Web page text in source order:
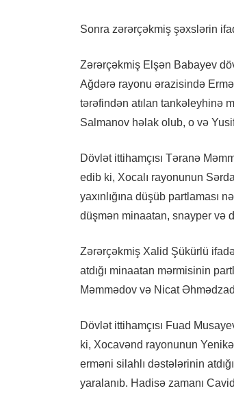
Sonra zərərçəkmiş şəxslərin
Zərərçəkmiş Elşən Babayev
Ağdərə rayonu ərazisində
tərəfindən atılan tankəleyhinə
Salmanov həlak olub, o və
Dövlət ittihamçısı Təranə
edib ki, Xocalı rayonunun
yaxınlığına düşüb partlaması
düşmən minaatan, snayper və
Zərərçəkmiş Xalid Şükürlü
atdığı minaatan mərmisinin
Məmmədov və Nicat
Dövlət ittihamçısı Fuad
ki, Xocavənd rayonunun
erməni silahlı dəstələrinin
yaralanıb. Hadisə zamanı